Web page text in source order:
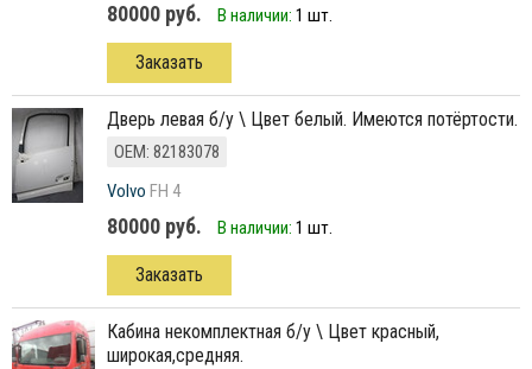
80000 руб. В наличии: 1 шт.
Заказать
дверь левая б/у \ Цвет белый. Имеются потёртости.
ОЕМ: 82183078
Volvo FH 4
80000 руб. В наличии: 1 шт.
Заказать
кабина некомплектная б/у \ Цвет красный,
широкая,средняя.